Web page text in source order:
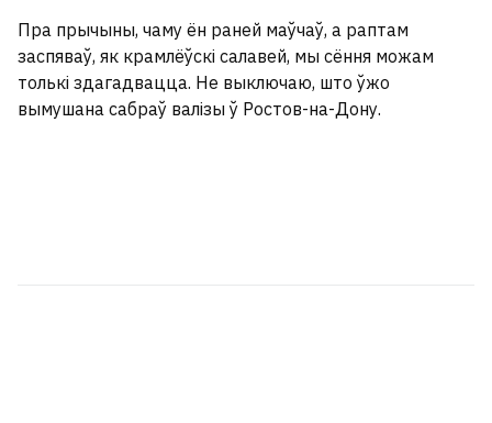
Пра прычыны, чаму ён раней маўчаў, а раптам
заспяваў, як крамлёўскі салавей, мы сёння можам
толькі здагадвацца. Не выключаю, што ўжо
вымушана сабраў валізы ў Ростов-на-Дону.